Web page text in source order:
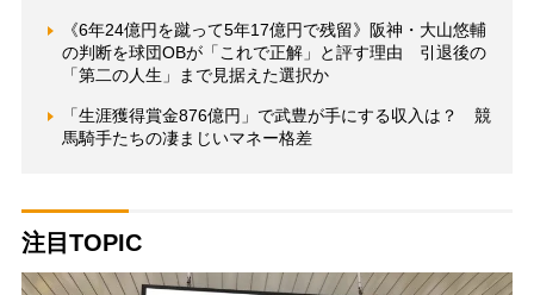
《6年24億円を蹴って5年17億円で残留》阪神・大山悠輔
の判断を球団OBが「これで正解」と評す理由 引退後の
「第二の人生」まで見据えた選択か
「生涯獲得賞金876億円」で武豊が手にする収入は？ 競
馬騎手たちの凄まじいマネー格差
注目TOPIC